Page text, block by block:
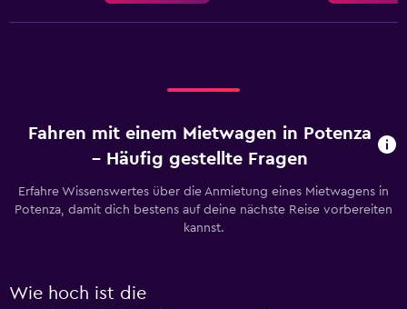
Fahren mit einem Mietwagen in Potenza
– Häufig gestellte Fragen
Erfahre Wissenswertes über die Anmietung eines Mietwagens in
Potenza, damit dich bestens auf deine nächste Reise vorbereiten
kannst.
Wie hoch ist die